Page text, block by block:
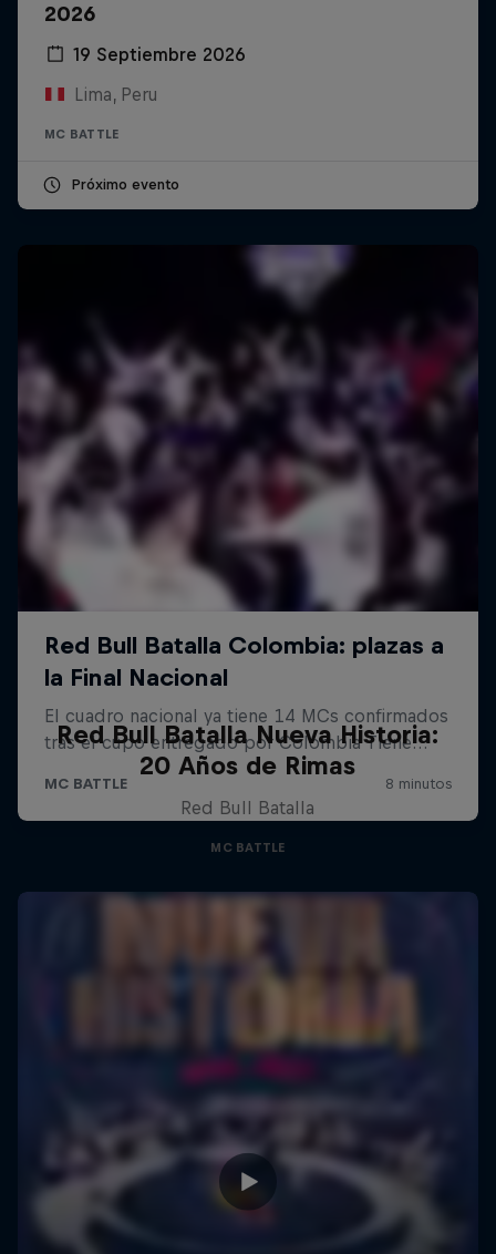
2026
19 Septiembre 2026
Lima, Peru
MC BATTLE
Próximo evento
Red Bull Batalla Nueva Historia:
20 Años de Rimas
Red Bull Batalla
MC BATTLE